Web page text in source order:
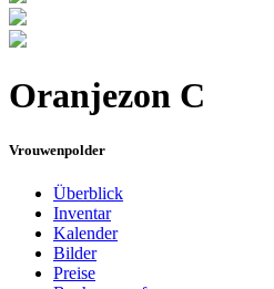
Oranjezon C
Vrouwenpolder
Überblick
Inventar
Kalender
Bilder
Preise